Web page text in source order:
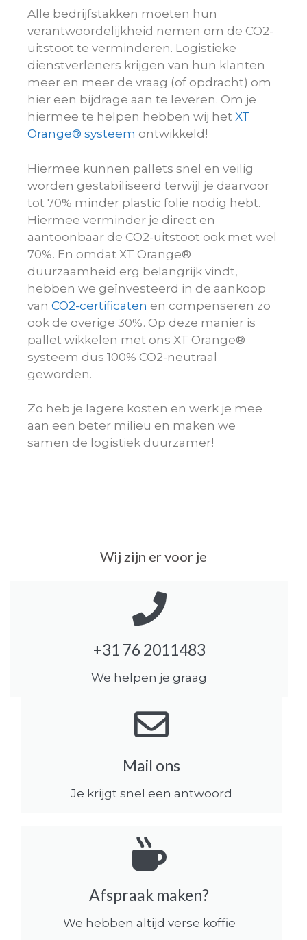
Alle bedrijfstakken moeten hun
verantwoordelijkheid nemen om de CO2-
uitstoot te verminderen. Logistieke
dienstverleners krijgen van hun klanten
meer en meer de vraag (of opdracht) om
hier een bijdrage aan te leveren. Om je
hiermee te helpen hebben wij het XT
Orange® systeem ontwikkeld!
Hiermee kunnen pallets snel en veilig
worden gestabiliseerd terwijl je daarvoor
tot 70% minder plastic folie nodig hebt.
Hiermee verminder je direct en
aantoonbaar de CO2-uitstoot ook met wel
70%. En omdat XT Orange®
duurzaamheid erg belangrijk vindt,
hebben we geïnvesteerd in de aankoop
van CO2-certificaten en compenseren zo
ook de overige 30%. Op deze manier is
pallet wikkelen met ons XT Orange®
systeem dus 100% CO2-neutraal
geworden.
Zo heb je lagere kosten en werk je mee
aan een beter milieu en maken we
samen de logistiek duurzamer!
Wij zijn er voor je
+31 76 2011483
We helpen je graag
Mail ons
Je krijgt snel een antwoord
Afspraak maken?
We hebben altijd verse koffie